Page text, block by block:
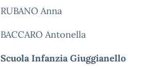
RUBANO Anna
BACCARO Antonella
Scuola Infanzia Giuggianello